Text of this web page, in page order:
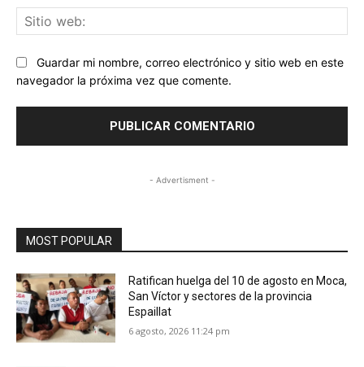
Guardar mi nombre, correo electrónico y sitio web en este
navegador la próxima vez que comente.
- Advertisment -
MOST POPULAR
Ratifican huelga del 10 de agosto en Moca,
San Víctor y sectores de la provincia
Espaillat
6 agosto, 2026 11:24 pm